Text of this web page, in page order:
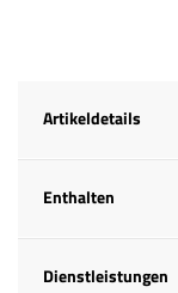
Artikeldetails
Enthalten
Dienstleistungen